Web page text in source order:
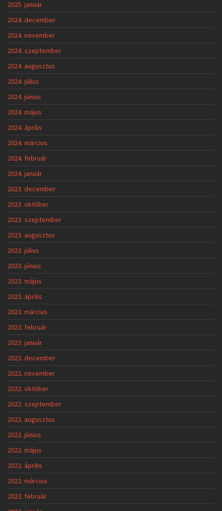
2025. január
2024. december
2024. november
2024. szeptember
2024. augusztus
2024. július
2024. június
2024. május
2024. április
2024. március
2024. február
2024. január
2023. december
2023. október
2023. szeptember
2023. augusztus
2023. július
2023. június
2023. május
2023. április
2023. március
2023. február
2023. január
2022. december
2022. november
2022. október
2022. szeptember
2022. augusztus
2022. június
2022. május
2022. április
2022. március
2022. február